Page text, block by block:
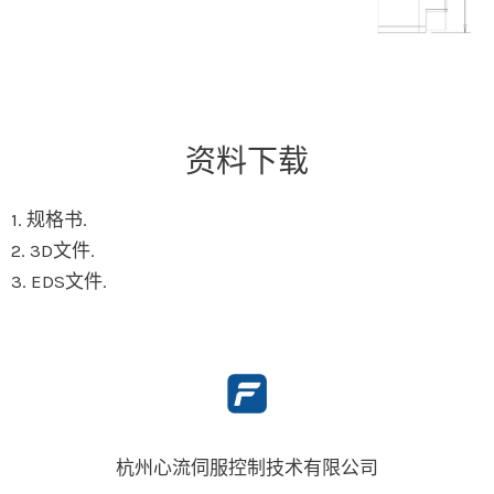
资料下载
1. 规格书.
2. 3D文件.
3. EDS文件.
杭州心流伺服控制技术有限公司